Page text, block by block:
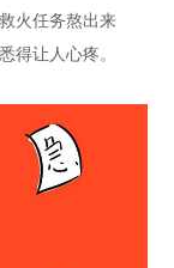
火任务熬出来
得让人心疼。